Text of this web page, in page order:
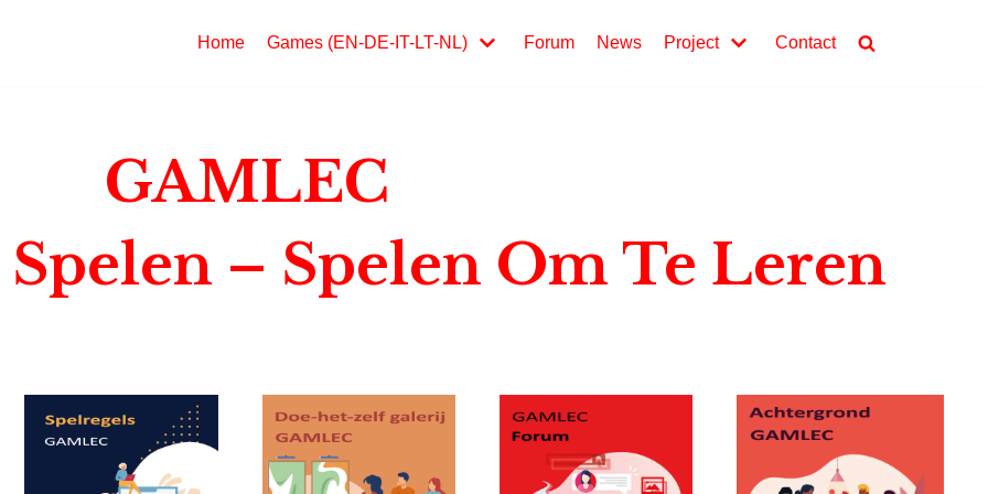
Home Games (EN-DE-IT-LT-NL) Forum News Project Contact
GAMLEC
– Spelen Om Te Leren